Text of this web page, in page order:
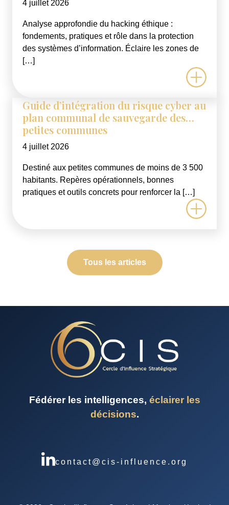
4 juillet 2026
Analyse approfondie du hacking éthique :
fondements, pratiques et rôle dans la protection
des systèmes d’information. Éclaire les zones de
[…]
Guide d’intégration du risque cyber au
plan communal de sauvegarde des
petites communes
4 juillet 2026
Destiné aux petites communes de moins de 3 500
habitants. Repères opérationnels, bonnes
pratiques et outils concrets pour renforcer la […]
Tous les articles
Fédérer les intelligences, éclairer les
décisions.
contact@cis-influence.org